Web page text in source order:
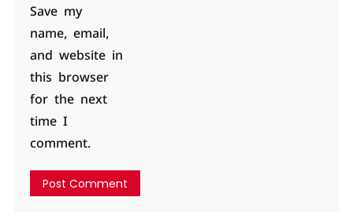
Save my
name, email,
and website in
this browser
for the next
time I
comment.